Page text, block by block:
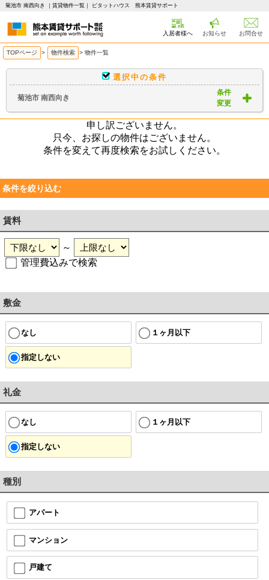
菊池市 南西向き ｜賃貸物件一覧｜ ピタットハウス 熊本賃貸サポート
入居者様へ お知らせ お問合せ
TOPページ > 物件検索 > 物件一覧
選択中の条件
菊池市 南西向き
条件
変更
申し訳ございません。
只今、お探しの物件はございません。
条件を変えて再度検索をお試しください。
条件を絞り込む
賃料
～
管理費込みで検索
敷金
なし １ヶ月以下
指定しない
礼金
なし １ヶ月以下
指定しない
種別
アパート
マンション
戸建て